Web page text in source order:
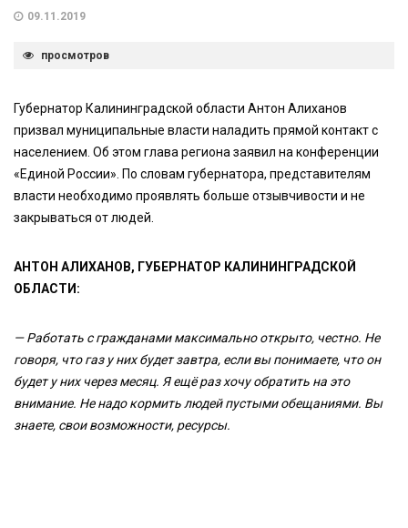
09.11.2019
просмотров
Губернатор Калининградской области Антон Алиханов
призвал муниципальные власти наладить прямой контакт с
населением. Об этом глава региона заявил на конференции
«Единой России». По словам губернатора, представителям
власти необходимо проявлять больше отзывчивости и не
закрываться от людей.
АНТОН АЛИХАНОВ, ГУБЕРНАТОР КАЛИНИНГРАДСКОЙ
ОБЛАСТИ:
— Работать с гражданами максимально открыто, честно. Не
говоря, что газ у них будет завтра, если вы понимаете, что он
будет у них через месяц. Я ещё раз хочу обратить на это
внимание. Не надо кормить людей пустыми обещаниями. Вы
знаете, свои возможности, ресурсы.